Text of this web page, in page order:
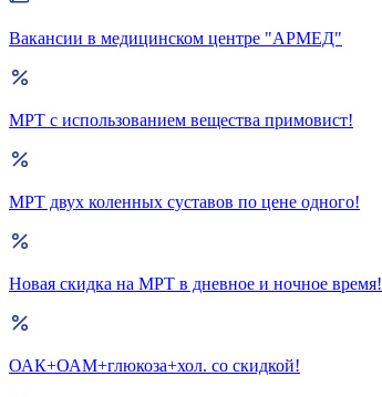
Вакансии в медицинском центре "АРМЕД"
МРТ с использованием вещества примовист!
МРТ двух коленных суставов по цене одного!
Новая скидка на МРТ в дневное и ночное время!
ОАК+ОАМ+глюкоза+хол. со скидкой!